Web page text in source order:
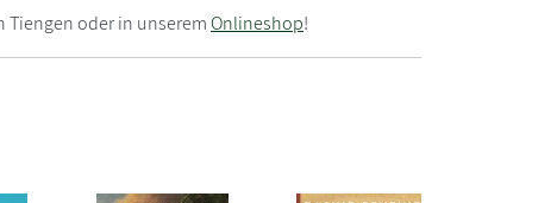
Tiengen oder in unseremOnlineshop!